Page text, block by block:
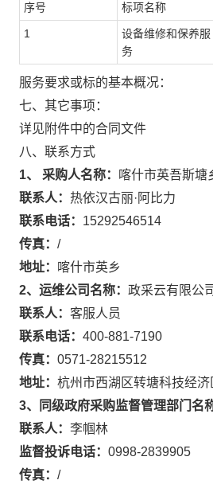
序号 标项名称
1
设备维修和保养服
务
服务要求或标的基本概况：
七、其它事项：
详见附件中的合同文件
八、联系方式
1、 采购人名称：
喀什市英吾斯塘
联系人： 热依汉古丽·阿比力
联系电话： 15292546514
传真： /
地址：
喀什市英乡
2、运维公司名称： 政采云有限公
联系人： 客服人员
联系电话： 400-881-7190
传真： 0571-28215512
地址： 杭州市西湖区转塘科技经
3、同级政府采购监督管理部门名称
联系人： 李帼林
监督投诉电话： 0998-2839905
传真： /